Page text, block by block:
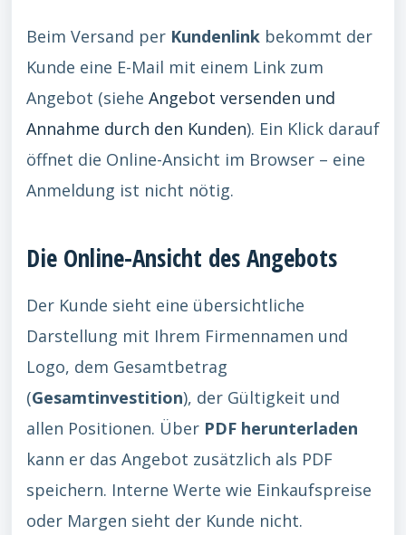
Beim Versand per Kundenlink bekommt der
Kunde eine E-Mail mit einem Link zum
Angebot (siehe Angebot versenden und
Annahme durch den Kunden). Ein Klick darauf
öffnet die Online-Ansicht im Browser – eine
Anmeldung ist nicht nötig.
Die Online-Ansicht des Angebots
Der Kunde sieht eine übersichtliche
Darstellung mit Ihrem Firmennamen und
Logo, dem Gesamtbetrag
(Gesamtinvestition), der Gültigkeit und
allen Positionen. Über PDF herunterladen
kann er das Angebot zusätzlich als PDF
speichern. Interne Werte wie Einkaufspreise
oder Margen sieht der Kunde nicht.